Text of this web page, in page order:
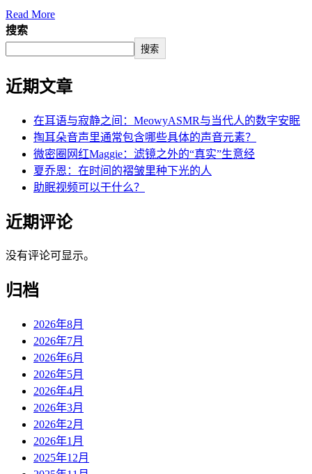
Read More
搜索
搜索
近期文章
在耳语与寂静之间：MeowyASMR与当代人的数字安眠
掏耳朵音声里通常包含哪些具体的声音元素？
微密圈网红Maggie：滤镜之外的“真实”生意经
夏乔恩：在时间的褶皱里种下光的人
助眠视频可以干什么？
近期评论
没有评论可显示。
归档
2026年8月
2026年7月
2026年6月
2026年5月
2026年4月
2026年3月
2026年2月
2026年1月
2025年12月